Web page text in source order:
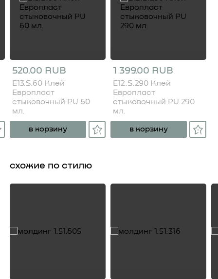
520.00 RUB
E13.S.60 Клей
Европласт
стыковочный PU 60
мл.
в корзину
1 399.00 RUB
E12.S.290 Клей
Европласт
стыковочный PU 290
мл.
в корзину
схожие по стилю